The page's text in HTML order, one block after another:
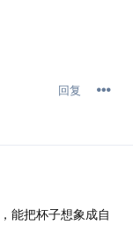
回复
能把杯子想象成自